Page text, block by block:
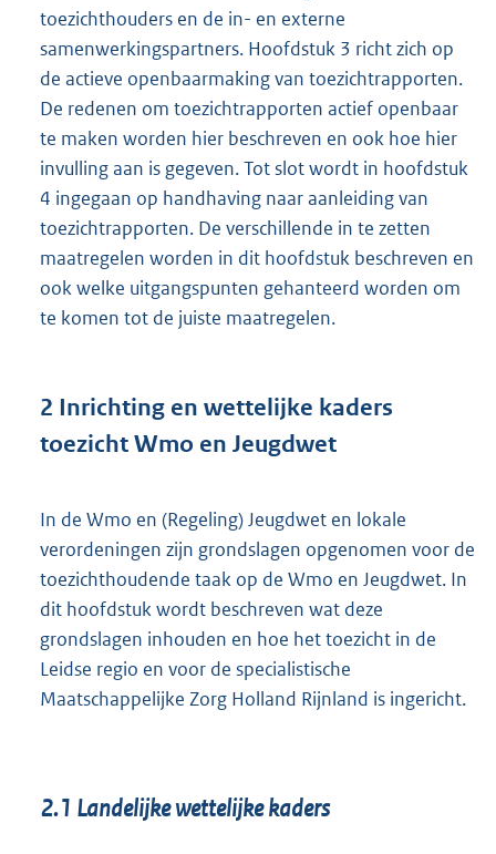
toezichthouders en de in- en externe
samenwerkingspartners. Hoofdstuk 3 richt zich op
de actieve openbaarmaking van toezichtrapporten.
De redenen om toezichtrapporten actief openbaar
te maken worden hier beschreven en ook hoe hier
invulling aan is gegeven. Tot slot wordt in hoofdstuk
4 ingegaan op handhaving naar aanleiding van
toezichtrapporten. De verschillende in te zetten
maatregelen worden in dit hoofdstuk beschreven en
ook welke uitgangspunten gehanteerd worden om
te komen tot de juiste maatregelen.
2 Inrichting en wettelijke kaders
toezicht Wmo en Jeugdwet
In de Wmo en (Regeling) Jeugdwet en lokale
verordeningen zijn grondslagen opgenomen voor de
toezichthoudende taak op de Wmo en Jeugdwet. In
dit hoofdstuk wordt beschreven wat deze
grondslagen inhouden en hoe het toezicht in de
Leidse regio en voor de specialistische
Maatschappelijke Zorg Holland Rijnland is ingericht.
2.1 Landelijke wettelijke kaders